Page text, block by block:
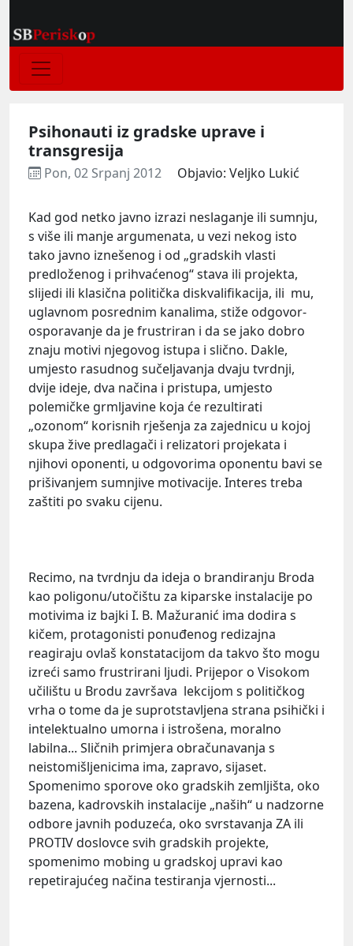
Psihonauti iz gradske uprave i
transgresija
Pon, 02 Srpanj 2012 Objavio: Veljko Lukić
Kad god netko javno izrazi neslaganje ili sumnju,
s više ili manje argumenata, u vezi nekog isto
tako javno iznešenog i od „gradskih vlasti
predloženog i prihvaćenog“ stava ili projekta,
slijedi ili klasična politička diskvalifikacija, ili mu,
uglavnom posrednim kanalima, stiže odgovor-
osporavanje da je frustriran i da se jako dobro
znaju motivi njegovog istupa i slično. Dakle,
umjesto rasudnog sučeljavanja dvaju tvrdnji,
dvije ideje, dva načina i pristupa, umjesto
polemičke grmljavine koja će rezultirati
„ozonom“ korisnih rješenja za zajednicu u kojoj
skupa žive predlagači i relizatori projekata i
njihovi oponenti, u odgovorima oponentu bavi se
prišivanjem sumnjive motivacije. Interes treba
zaštiti po svaku cijenu.
Recimo, na tvrdnju da ideja o brandiranju Broda
kao poligonu/utočištu za kiparske instalacije po
motivima iz bajki I. B. Mažuranić ima dodira s
kičem, protagonisti ponuđenog redizajna
reagiraju ovlaš konstatacijom da takvo što mogu
izreći samo frustrirani ljudi. Prijepor o Visokom
učilištu u Brodu završava lekcijom s političkog
vrha o tome da je suprotstavljena strana psihički i
intelektualno umorna i istrošena, moralno
labilna... Sličnih primjera obračunavanja s
neistomišljenicima ima, zapravo, sijaset.
Spomenimo sporove oko gradskih zemljišta, oko
bazena, kadrovskih instalacije „naših“ u nadzorne
odbore javnih poduzeća, oko svrstavanja ZA ili
PROTIV doslovce svih gradskih projekte,
spomenimo mobing u gradskoj upravi kao
repetirajućeg načina testiranja vjernosti...